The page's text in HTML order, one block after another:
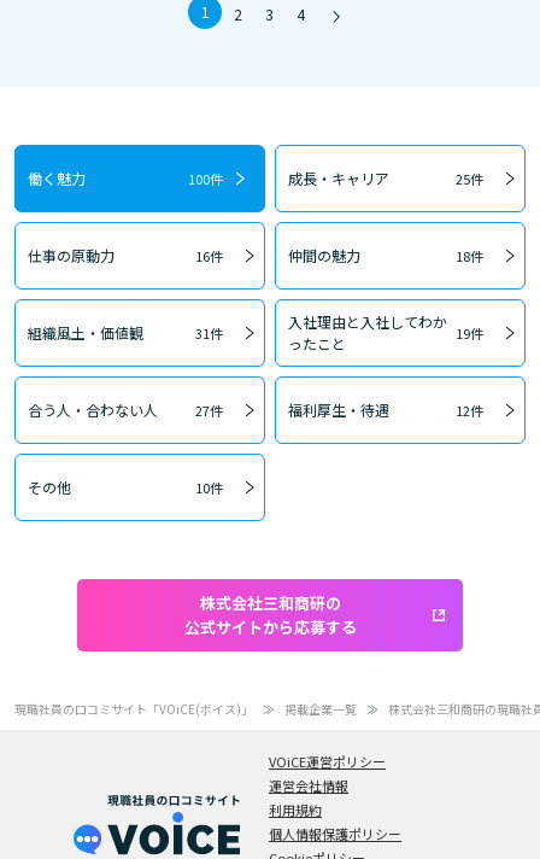
1 2 3 4
働く魅力 100件 成長・キャリア 25件
仕事の原動力 16件 仲間の魅力 18件
組織風土・価値観 31件
入社理由と入社してわか
ったこと
19件
合う人・合わない人 27件 福利厚生・待遇 12件
その他 10件
株式会社三和商研の
公式サイトから応募する
現職社員の口コミサイト「VOiCE(ボイス)」 掲載企業一覧 株式会社三和商研の現職社
VOiCE運営ポリシー
運営会社情報
利用規約
個人情報保護ポリシー